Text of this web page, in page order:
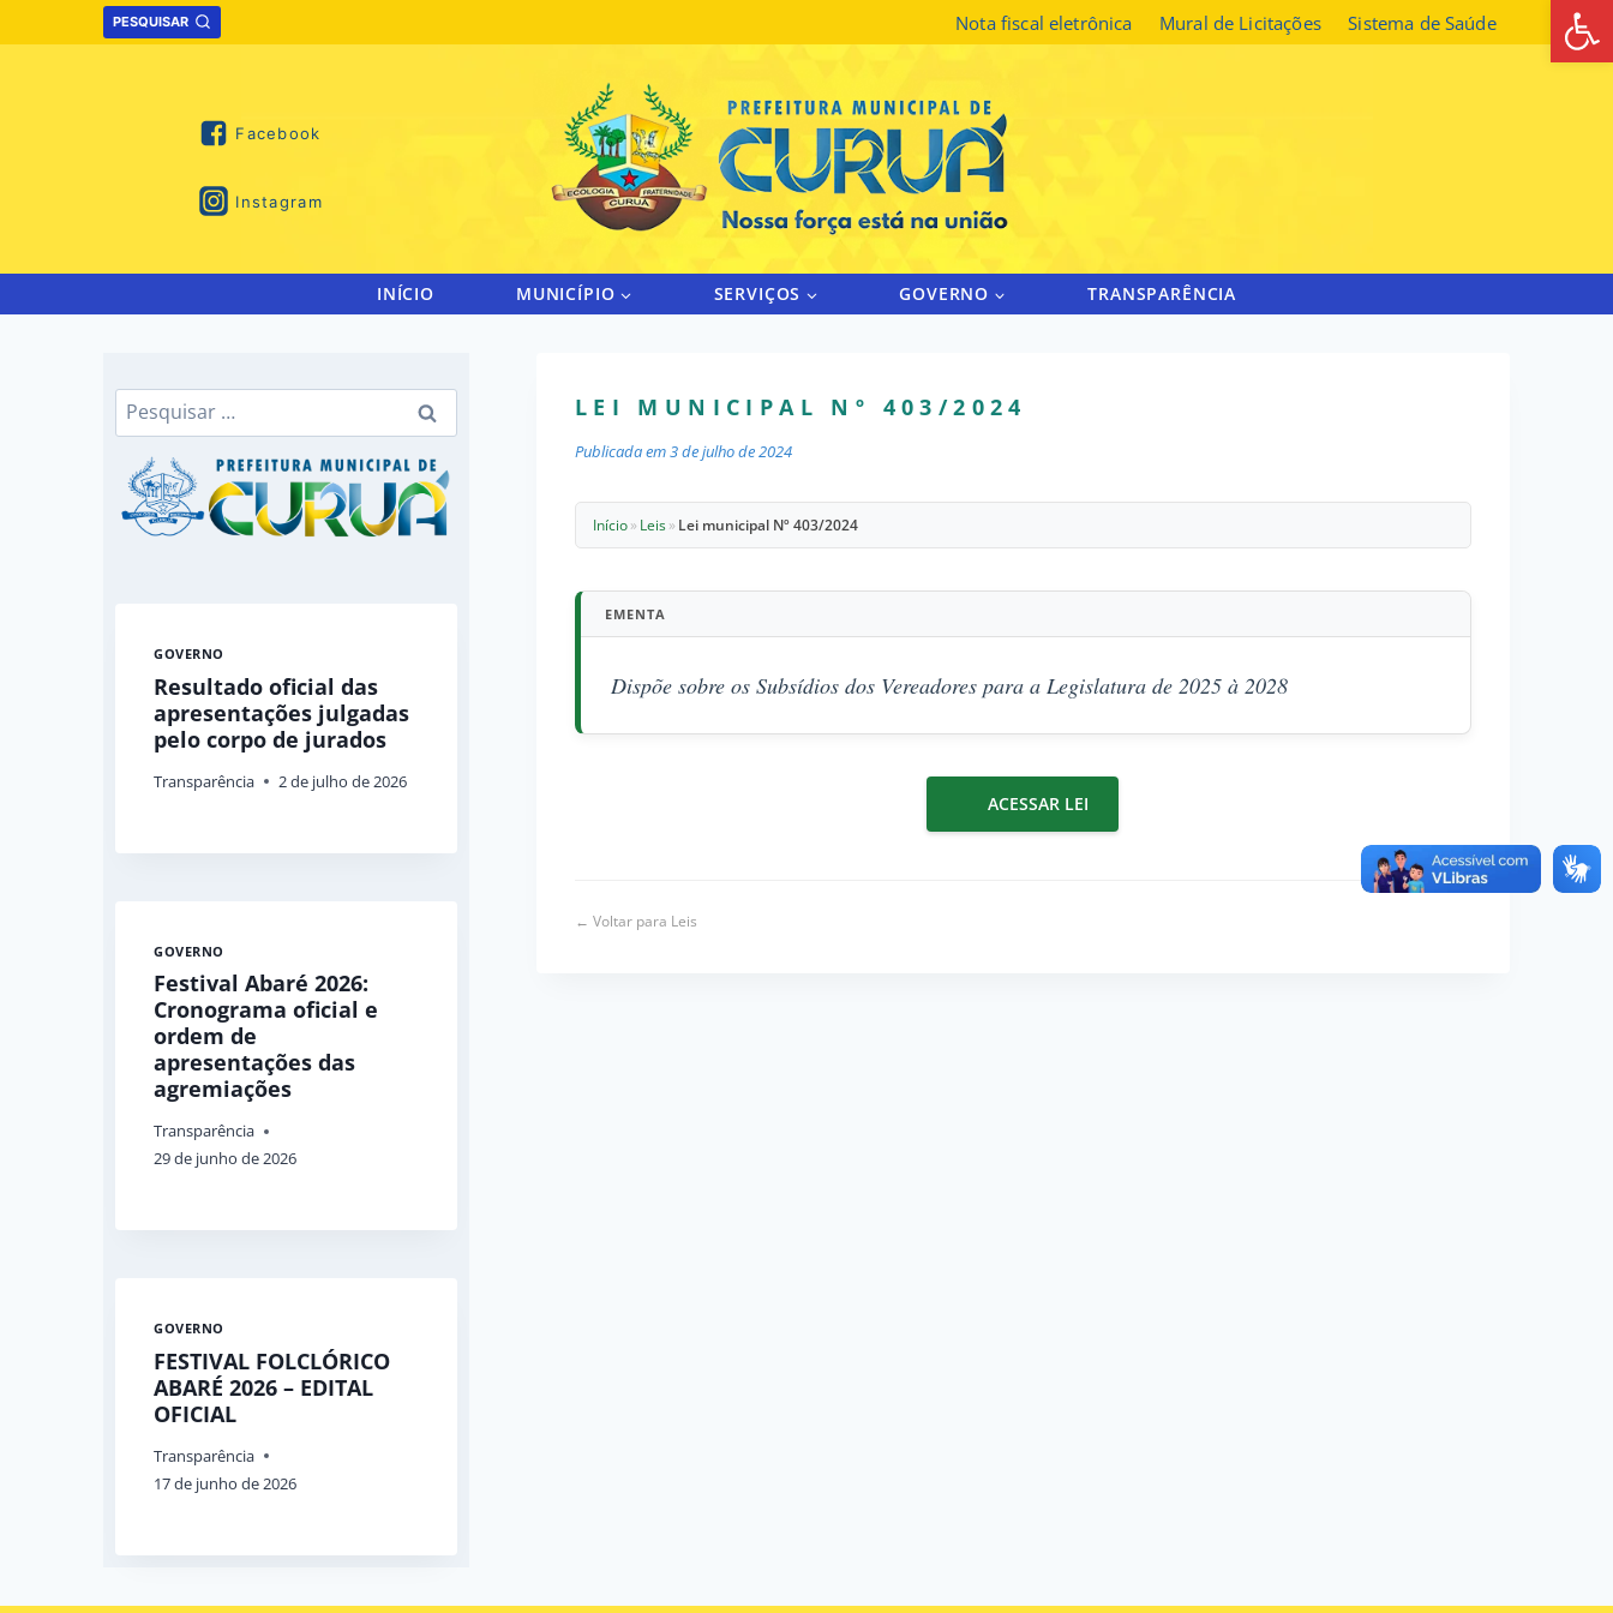
to
PESQUISAR Nota fiscal eletrônica Mural de Licitações Sistema de Saúde
Facebook
Instagram
INÍCIO MUNICÍPIO SERVIÇOS GOVERNO TRANSPARÊNCIA
LEI MUNICIPAL Nº 403/2024
Publicada em3 de julho de 2024
Início» Leis» Lei municipal Nº 403/2024
EMENTA
Dispõe sobre os Subsídios dos Vereadores para a Legislatura de 2025 à 2028
ACESSAR LEI
← Voltar para Leis
Pesquisar
por:
GOVERNO
Resultado oficial das
apresentações julgadas
pelo corpo de jurados
Transparência 2 de julho de 2026
GOVERNO
Festival Abaré 2026:
Cronograma oficial e
ordem de
apresentações das
agremiações
Transparência
29 de junho de 2026
GOVERNO
FESTIVAL FOLCLÓRICO
ABARÉ 2026 – EDITAL
OFICIAL
Transparência
17 de junho de 2026